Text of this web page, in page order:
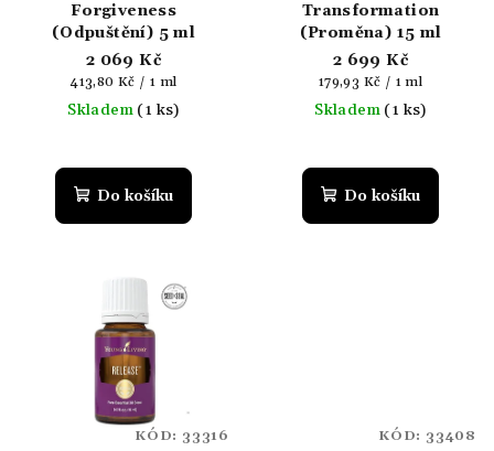
Forgiveness
(Odpuštění) 5 ml
2 069 Kč
Měrná
cena:
413,80 Kč / 1 ml
Skladem (1 ks)
Do košíku
Transformation
(Proměna) 15 ml
2 699 Kč
Měrná
cena:
179,93 Kč / 1 ml
Skladem (1 ks)
Do košíku
KÓD: 33316 KÓD: 33408